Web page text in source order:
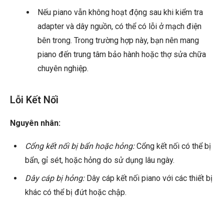
Nếu piano vẫn không hoạt động sau khi kiểm tra
adapter và dây nguồn, có thể có lỗi ở mạch điện
bên trong. Trong trường hợp này, bạn nên mang
piano đến trung tâm bảo hành hoặc thợ sửa chữa
chuyên nghiệp.
Lỗi Kết Nối
Nguyên nhân:
Cổng kết nối bị bẩn hoặc hỏng:Cổng kết nối có thể bị
bẩn, gỉ sét, hoặc hỏng do sử dụng lâu ngày.
Dây cáp bị hỏng:Dây cáp kết nối piano với các thiết bị
khác có thể bị đứt hoặc chập.